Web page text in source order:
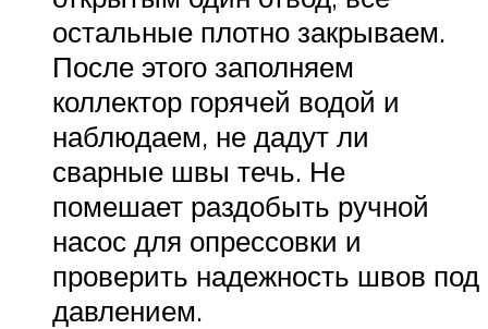
остальные плотно закрываем.
После этого заполняем
коллектор горячей водой и
наблюдаем, не дадут ли
сварные швы течь. Не
помешает раздобыть ручной
насос для опрессовки и
проверить надежность швов под
давлением.